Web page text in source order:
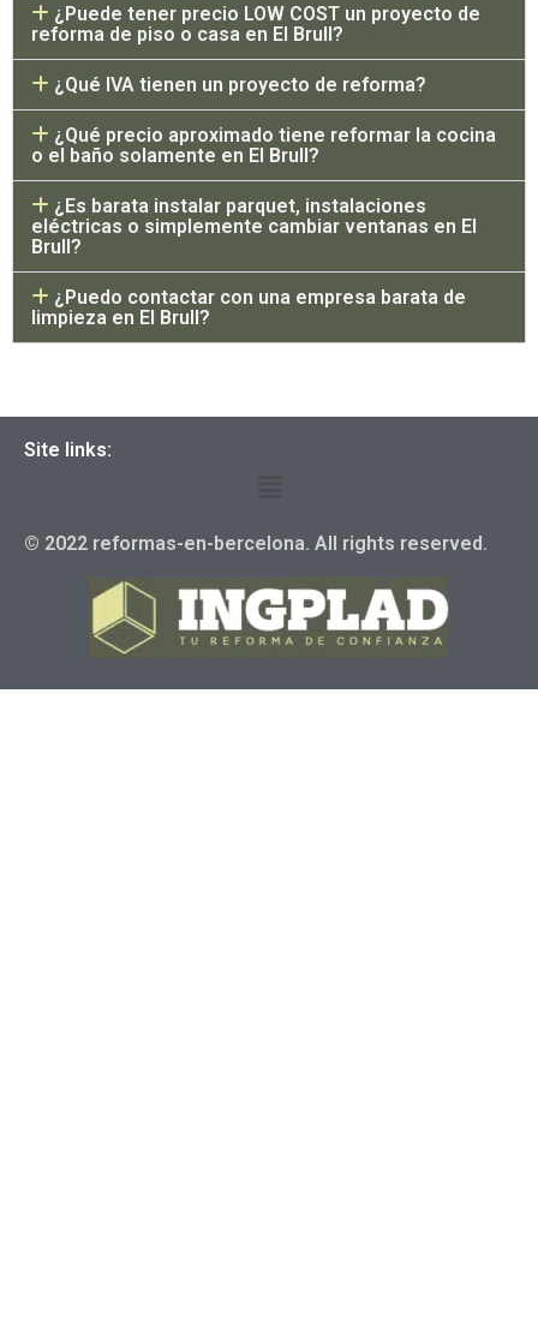
¿Puede tener precio LOW COST un proyecto de
reforma de piso o casa en El Brull?
¿Qué IVA tienen un proyecto de reforma?
¿Qué precio aproximado tiene reformar la cocina
o el baño solamente en El Brull?
¿Es barata instalar parquet, instalaciones
eléctricas o simplemente cambiar ventanas en El
Brull?
¿Puedo contactar con una empresa barata de
limpieza en El Brull?
Site links:
© 2022 reformas-en-bercelona. All rights reserved.